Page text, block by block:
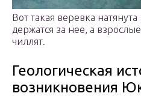
Вот такая веревка
держатся за нее, а
чиллят.
Геологическая
возникновения